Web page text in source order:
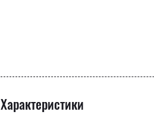
Характеристики